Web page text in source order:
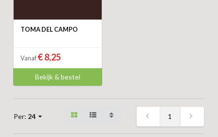
TOMA DEL CAMPO
Vanaf € 8,25
Bekijk & bestel
Per: 24 1